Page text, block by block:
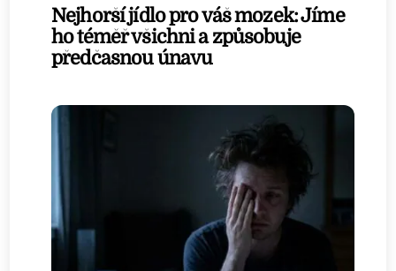
Nejhorší jídlo pro váš mozek: Jíme
ho téměř všichni a způsobuje
předčasnou únavu